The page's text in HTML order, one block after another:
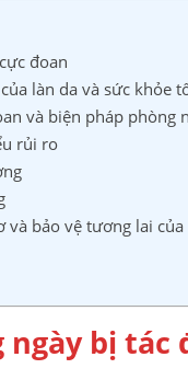
đoan
làn da và sức khỏe
và biện pháp phòng
rủi ro
bảo vệ tương lai của
bị